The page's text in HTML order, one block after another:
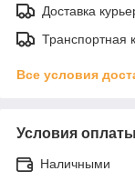
Доставка
Транспортная
Все условия
Условия оплаты
Наличными